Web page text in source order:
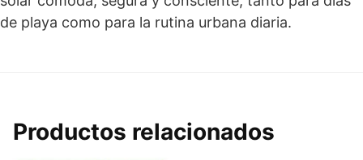
de playa como para la rutina urbana diaria.
Productos relacionados